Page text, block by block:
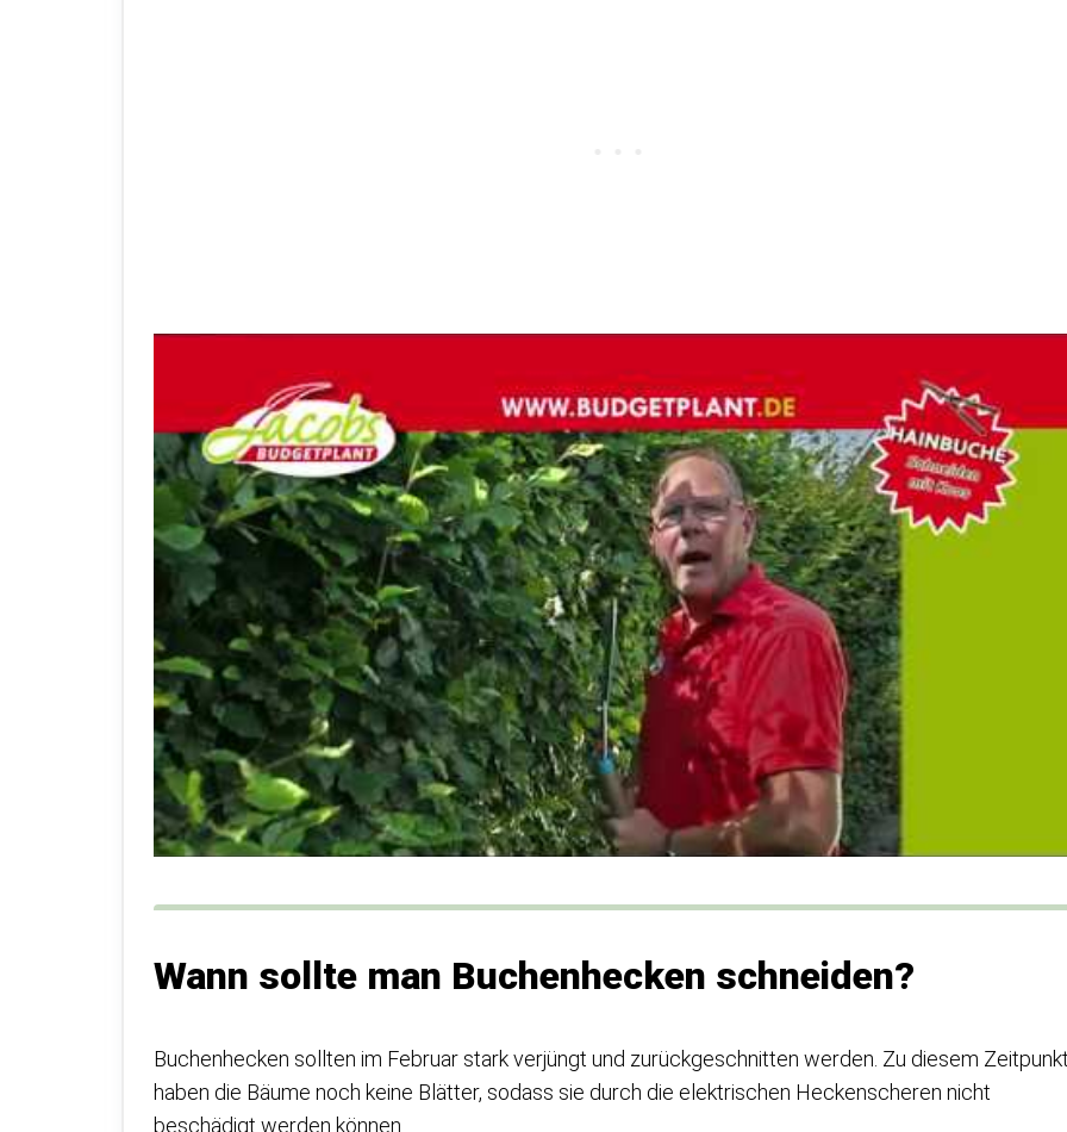
Wann sollte man Buchenhecken schneiden?
Buchenhecken sollten im Februar stark verjüngt und zurückgeschnitten werden. Zu diesem
haben die Bäume noch keine Blätter, sodass sie durch die elektrischen Heckenscheren nicht
beschädigt werden können.